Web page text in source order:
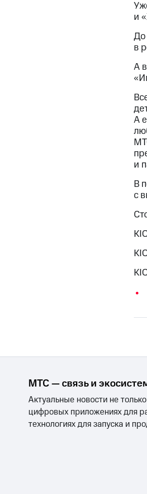
МТС Накопления
Откладывайте
Условия
Скидка 30% на
Тарифы RED,
Скидки до 40%
при покупке со
и «
До
в
А
«
А
и
В
с
МТС — связь и
Актуальные новости не
цифровых приложениях для
технологиях для запуска и